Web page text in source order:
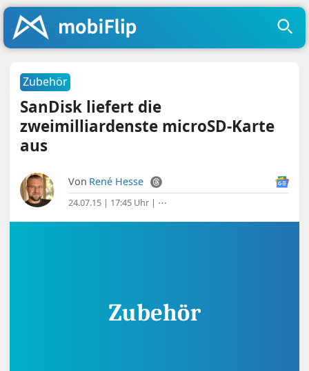
Zubehör
SanDisk liefert die
zweimilliardenste microSD-Karte
aus
Von René Hesse
24.07.15 | 17:45 Uhr | ⋯